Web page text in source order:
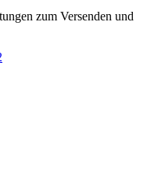
zum Versenden und